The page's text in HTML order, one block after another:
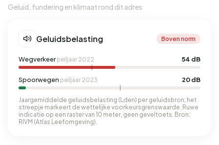
Geluid, fundering en klimaat rond dit adres
Geluidsbelasting Boven norm
Wegverkeerpeiljaar 2022 54 dB
Spoorwegen peiljaar 2023 20 dB
Jaargemiddelde geluidsbelasting (Lden) per geluidsbron; het
streepje markeert de wettelijke voorkeursgrenswaarde. Ruwe
indicatie op een raster van 10 meter, geen geveltoets. Bron:
RIVM (Atlas Leefomgeving).